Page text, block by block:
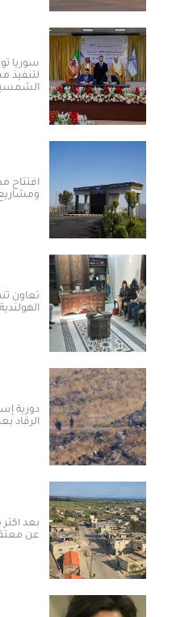
سوريا
لتنفيذ مشاريع
الشمسية
افتتاح مطار دير الزور
ومشاريع بمليارات
تعاون تنموي على
الهولندية تبحثان
دورية إسرائيلية
الرقاد بعد توغل جديد
بعد أكثر من عام في
عن معتقلين من ريف